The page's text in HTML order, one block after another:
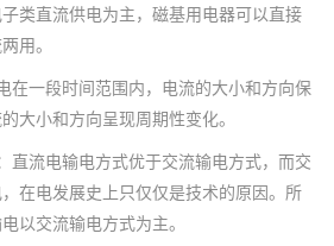
类直流供电为主，磁基用电器可以直接
用。
一段时间范围内，电流的大小和方向保
大小和方向呈现周期性变化。
流电输电方式优于交流输电方式，而交
在电发展史上只仅仅是技术的原因。所
以交流输电方式为主。